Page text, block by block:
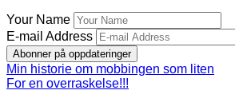
Your Name
E-mail Address
Abonner på oppdateringer
Min historie om mobbingen som liten
For en overraskelse!!!